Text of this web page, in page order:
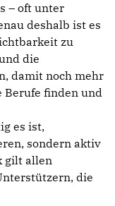
– oft unter
deshalb ist es
zu
die
damit noch mehr
Berufe finden und
es ist,
sondern aktiv
gilt allen
die